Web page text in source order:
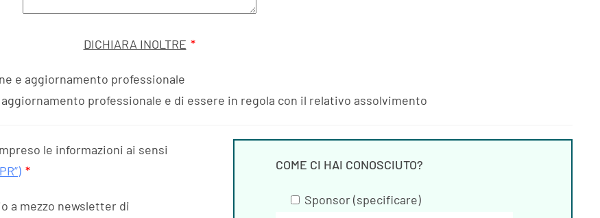
DICHIARA INOLTRE *
e aggiornamento professionale
professionale e di essere in regola con il relativo assolvimento
le informazioni ai sensi
*
a mezzo newsletter di
COME CI HAI CONOSCIUTO?
Sponsor (specificare)